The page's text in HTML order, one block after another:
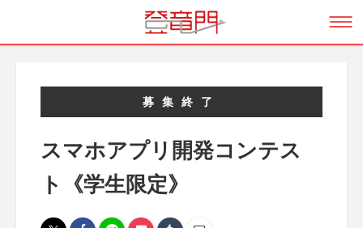
募集終了
スマホアプリ開発コンテス
ト《学生限定》